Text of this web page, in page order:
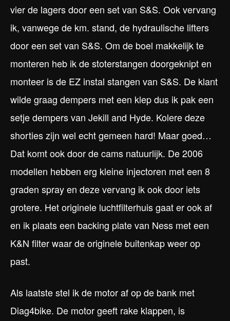
vier de lagers door een set van S&S. Ook vervang
ik, vanwege de km. stand, de hydraulische lifters
door een set van S&S. Om de boel makkelijk te
monteren heb ik de stoterstangen doorgeknipt en
monteer is de EZ instal stangen van S&S. De klant
wilde graag dempers met een klep dus ik pak een
setje dempers van Jekill and Hyde. Kolere deze
shorties zijn wel echt gemeen hard! Maar goed…
Dat komt ook door de cams natuurlijk. De 2006
modellen hebben erg kleine injectoren met een 8
graden spray en deze vervang ik ook door iets
grotere. Het originele luchtfilterhuis gaat er ook af
en ik plaats een backing plate van Ness met een
K&N filter waar de originele buitenkap weer op
past.
Als laatste stel ik de motor af op de bank met
Diag4bike. De motor geeft rake klappen, is